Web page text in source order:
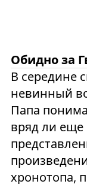
Обидно за
В середине
невинный
Папа
вряд ли
хронотопа,